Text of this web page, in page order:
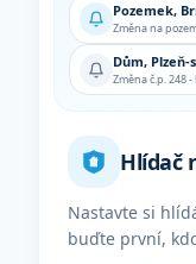
Pozemek,
Změna na
Dům, Plzeň-
Změna č.p. 248
Hlídač
Nastavte si
buďte první,